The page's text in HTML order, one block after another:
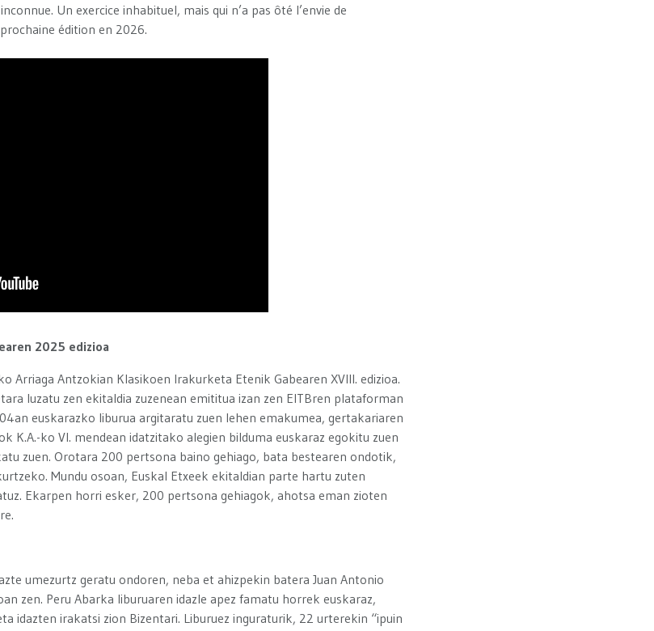
Un exercice inhabituel, mais qui n’a pas ôté l’envie de
édition en 2026.
2025 edizioa
Arriaga Antzokian Klasikoen Irakurketa Etenik Gabearen XVIII. edizioa.
luzatu zen ekitaldia zuzenean emititua izan zen EITBren plataforman
euskarazko liburua argitaratu zuen lehen emakumea, gertakariaren
K.A.-ko VI. mendean idatzitako alegien bilduma euskaraz egokitu zuen
zuen. Orotara 200 pertsona baino gehiago, bata bestearen ondotik,
Mundu osoan, Euskal Etxeek ekitaldian parte hartu zuten
Ekarpen horri esker, 200 pertsona gehiagok, ahotsa eman zioten
ere.
umezurtz geratu ondoren, neba et ahizpekin batera Juan Antonio
zen. Peru Abarka liburuaren idazle apez famatu horrek euskaraz,
idazten irakatsi zion Bizentari. Liburuez inguraturik, 22 urterekin “ipuin